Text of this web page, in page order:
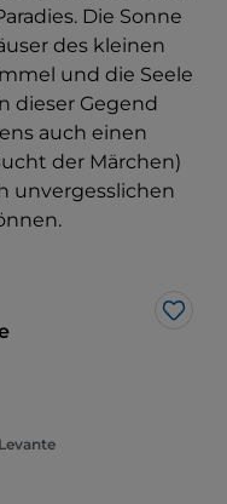
Die Sonne
des kleinen
und die Seele
dieser Gegend
auch einen
der Märchen)
unvergesslichen
Like